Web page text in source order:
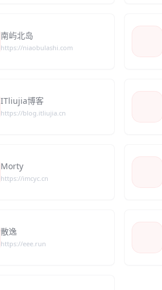
南屿北岛
https://niaobulashi.com
ITliujia博客
https://blog.itliujia.cn
Morty
https://imcyc.cn
散逸
https://eee.run